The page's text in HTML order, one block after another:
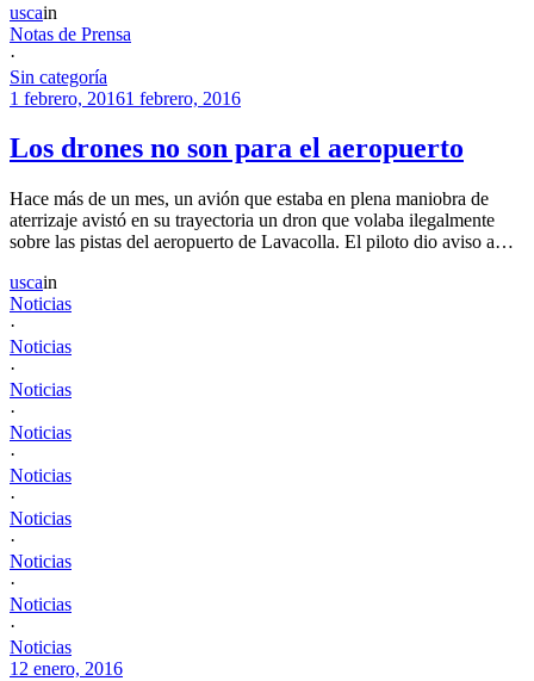
uscain
Notas de Prensa
·
Sin categoría
1 febrero, 20161 febrero, 2016
Los drones no son para el aeropuerto
Hace más de un mes, un avión que estaba en plena maniobra de
aterrizaje avistó en su trayectoria un dron que volaba ilegalmente
sobre las pistas del aeropuerto de Lavacolla. El piloto dio aviso a…
uscain
Noticias
·
Noticias
·
Noticias
·
Noticias
·
Noticias
·
Noticias
·
Noticias
·
Noticias
·
Noticias
12 enero, 2016